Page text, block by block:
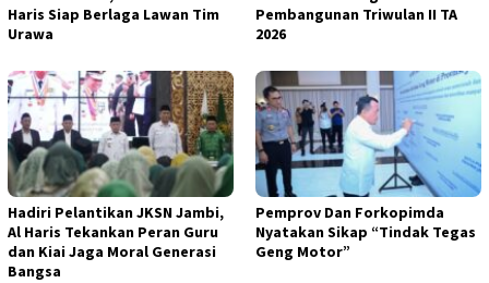
Haris Siap Berlaga Lawan Tim
Urawa
Pembangunan Triwulan II TA
2026
Hadiri Pelantikan JKSN Jambi,
Al Haris Tekankan Peran Guru
dan Kiai Jaga Moral Generasi
Bangsa
Pemprov Dan Forkopimda
Nyatakan Sikap “Tindak Tegas
Geng Motor”